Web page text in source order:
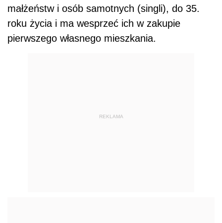
małżeństw i osób samotnych (singli), do 35.
roku życia i ma wesprzeć ich w zakupie
pierwszego własnego mieszkania.
REKLAMA